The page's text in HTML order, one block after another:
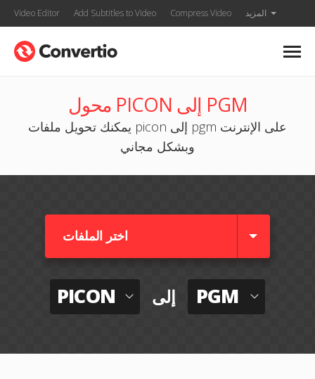
Video Editor Add Subtitles to Video Compress Video المزيد
محول PICON إلى PGM
يمكنك تحويل ملفات picon إلى pgm على الإنترنت
وبشكل مجاني
اختر الملفات
PICON إلى PGM